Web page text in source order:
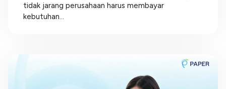
tidak jarang perusahaan harus membayar
kebutuhan...